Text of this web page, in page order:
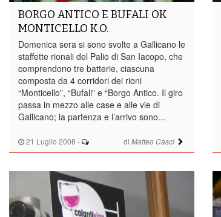
21 Luglio 2008 - di Matteo Casci
BORGO ANTICO E BUFALI OK
MONTICELLO K.O.
Domenica sera si sono svolte a Gallicano le
staffette rionali del Palio di San Iacopo, che
comprendono tre batterie, ciascuna
composta da 4 corridori dei rioni
“Monticello”, “Bufali” e “Borgo Antico. Il giro
passa in mezzo alle case e alle vie di
Gallicano; la partenza e l’arrivo sono...